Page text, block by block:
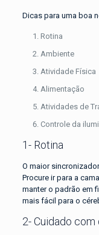
Dicas para uma boa
Rotina
Ambiente
Atividade Física
Alimentação
Atividades de
Controle da
1- Rotina
O maior
Procure ir para a
manter o padrão em
mais fácil para o
2- Cuidado